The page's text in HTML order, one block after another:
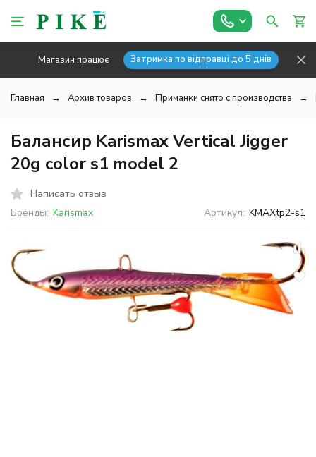
Магазин працює Затримка по відправці до 5 днів
Главная Архив товаров Приманки снято с производства
Балансир Karismax Vertical Jigger
20g color s1 model 2
Написать отзыв
Бренды: Karismax Артикул: KMAXtp2-s1